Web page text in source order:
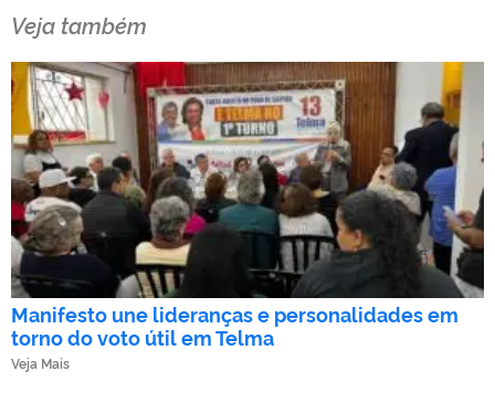
Veja também
Manifesto une lideranças e personalidades em
torno do voto útil em Telma
Veja Mais